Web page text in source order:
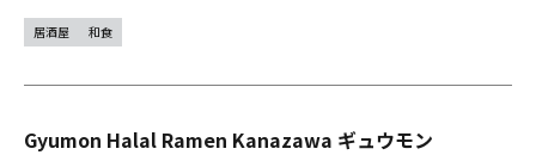
居酒屋 和食
Gyumon Halal Ramen Kanazawa ギュウモン